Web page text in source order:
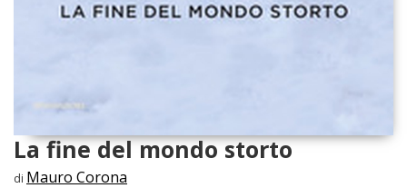
La fine del mondo storto
di Mauro Corona